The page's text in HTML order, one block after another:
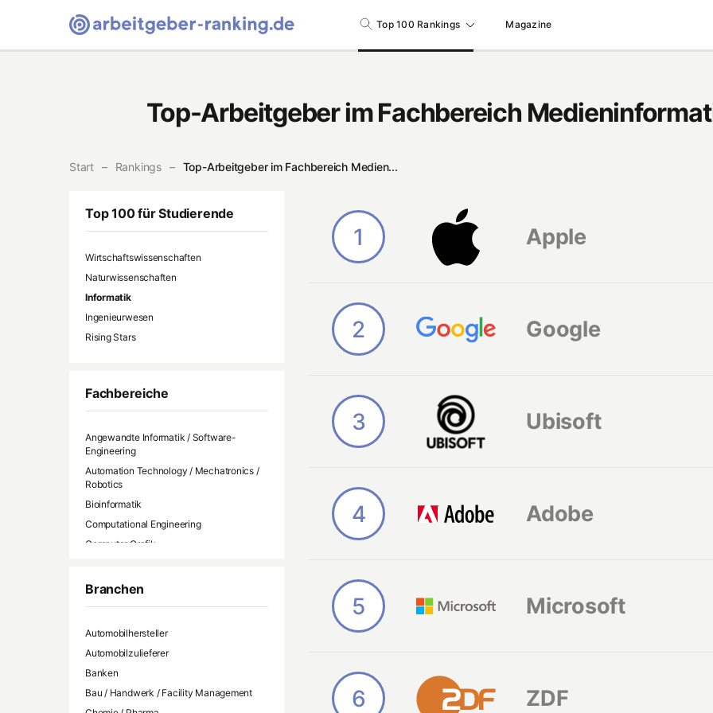
Arbeitgeber-Ranking Homepage
Top 100 Rankings Magazine
Top-Arbeitgeber im Fachbereich
Start Rankings Top-Arbeitgeber im Fachbereich Medien...
Top 100 für Studierende
Wirtschaftswissenschaften
Naturwissenschaften
Informatik
Ingenieurwesen
Rising Stars
Fachbereiche
Angewandte Informatik / Software-
Engineering
Automation Technology / Mechatronics /
Robotics
Bioinformatik
Computational Engineering
Computer Grafik
Geo- / Umweltinformatik
Informatik / Allgemeine Informatik
Kommunikationsinformatik
Machine Learning / AI
Medieninformatik / Medientechnik
Medizinische Informatik
Branchen
Automobilhersteller
Automobilzulieferer
Banken
Bau / Handwerk / Facility Management
1 Apple
2 Google
3 Ubisoft
4 Adobe
5 Microsoft
6 ZDF